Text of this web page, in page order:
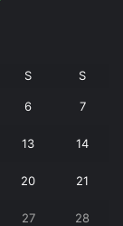
S S
6 7
13 14
20 21
27 28